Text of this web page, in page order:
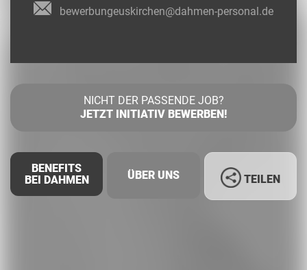
bewerbungeuskirchen@dahmen-personal.de
NICHT DER PASSENDE JOB?
JETZT INITIATIV BEWERBEN!
BENEFITS
BEI DAHMEN
ÜBER UNS TEILEN